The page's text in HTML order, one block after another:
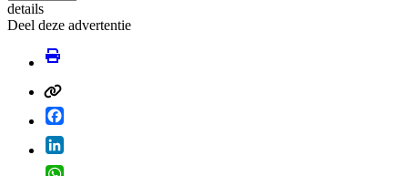
details
Deel deze advertentie